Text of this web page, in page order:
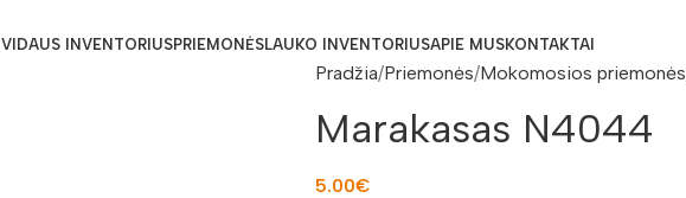
VIDAUS INVENTORIUSPRIEMONĖSLAUKO INVENTORIUSAPIE MUSKONTAKTAI
Pradžia Priemonės Mokomosios priemonės
Marakasas N4044
5.00€